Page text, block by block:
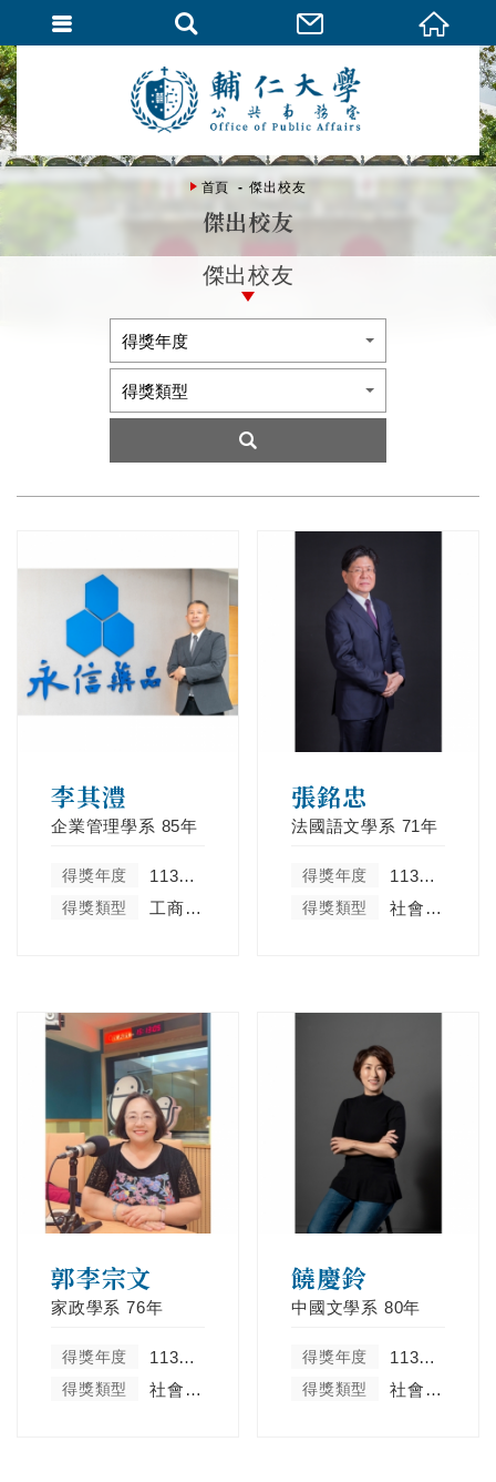
首頁 傑出校友
傑出校友
傑出校友
李其澧
企業管理學系 85年
得獎年度 113學年度
得獎類型 工商菁英類
張銘忠
法國語文學系 71年
得獎年度 113學年度
得獎類型 社會服務及彰顯天主教精神類
郭李宗文
家政學系 76年
得獎年度 113學年度
得獎類型 社會服務及彰顯天主教精神類
饒慶鈴
中國文學系 80年
得獎年度 113學年度
得獎類型 社會服務及彰顯天主教精神類